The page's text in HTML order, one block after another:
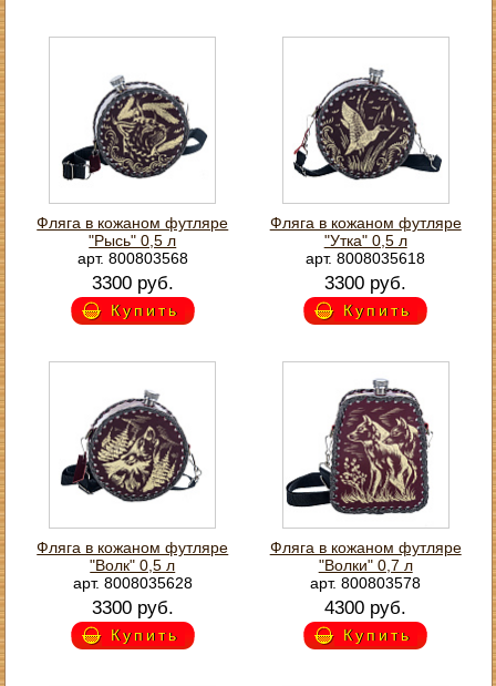
Фляга в кожаном футляре
"Рысь" 0,5 л
арт. 800803568
3300 руб.
Купить
Фляга в кожаном футляре
"Утка" 0,5 л
арт. 8008035618
3300 руб.
Купить
Фляга в кожаном футляре
"Волк" 0,5 л
арт. 8008035628
3300 руб.
Купить
Фляга в кожаном футляре
"Волки" 0,7 л
арт. 800803578
4300 руб.
Купить